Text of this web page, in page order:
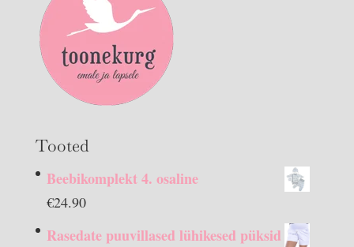
Tooted
Beebikomplekt 4. osaline
€24.90
Rasedate puuvillased lühikesed püksid